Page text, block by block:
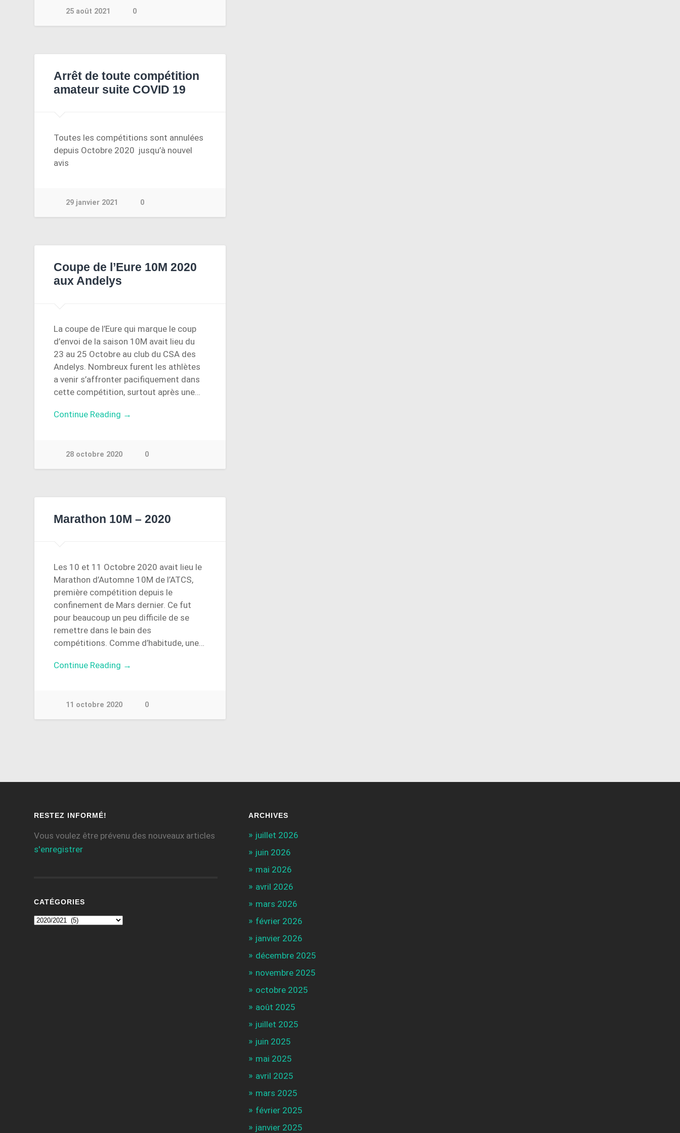
25 août 2021 0
Arrêt de toute compétition
amateur suite COVID 19
Toutes les compétitions sont annulées
depuis Octobre 2020 jusqu’à nouvel
avis
29 janvier 2021 0
Coupe de l’Eure 10M 2020
aux Andelys
La coupe de l’Eure qui marque le coup
d’envoi de la saison 10M avait lieu du
23 au 25 Octobre au club du CSA des
Andelys. Nombreux furent les athlètes
a venir s’affronter pacifiquement dans
cette compétition, surtout après une…
Continue Reading →
28 octobre 2020 0
Marathon 10M – 2020
Les 10 et 11 Octobre 2020 avait lieu le
Marathon d’Automne 10M de l’ATCS,
première compétition depuis le
confinement de Mars dernier. Ce fut
pour beaucoup un peu difficile de se
remettre dans le bain des
compétitions. Comme d’habitude, une…
Continue Reading →
11 octobre 2020 0
RESTEZ INFORMÉ!
Vous voulez être prévenu des nouveaux articles
s'enregistrer
CATÉGORIES
ARCHIVES
juillet 2026
juin 2026
mai 2026
avril 2026
mars 2026
février 2026
janvier 2026
décembre 2025
novembre 2025
octobre 2025
août 2025
juillet 2025
juin 2025
mai 2025
avril 2025
mars 2025
février 2025
janvier 2025